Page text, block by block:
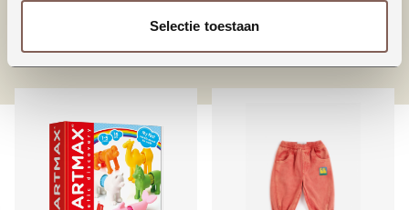
Selectie toestaan
nieuw binnen